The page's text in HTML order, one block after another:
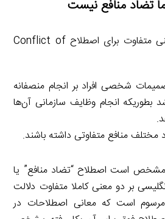
تضاد منافع نیست
دیکشنری لانگمن دو معنی متفاوت برای اصطلاح Conflict of
شخصی افراد بر انجام منصفانه
بطوریکه انجام وظایف سازمانی آن‌ها
مختلف منافع متفاوتی داشته باشند.
مشخص است اصطلاح “تضاد منافع” یا
بر دو معنی کاملا متفاوت دلالت
مرسوم است که معانی اصطلاحات در